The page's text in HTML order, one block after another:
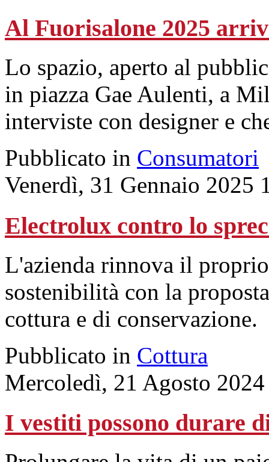
Al Fuorisalone 2025
Lo spazio, aperto al
in piazza Gae Aulenti, a
interviste con designer e
Pubblicato in Consumatori
Venerdì, 31 Gennaio 2025
Electrolux contro lo
L'azienda rinnova il
sostenibilità con la
cottura e di conservazione.
Pubblicato in Cottura
Mercoledì, 21 Agosto
I vestiti possono durare